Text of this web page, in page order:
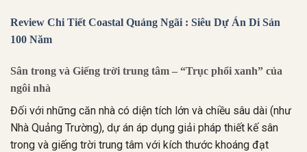
Review Chi Tiết Coastal Quảng Ngãi : Siêu Dự Án Di Sản
100 Năm
Sân trong và Giếng trời trung tâm – “Trục phổi xanh” của
ngôi nhà
Đối với những căn nhà có diện tích lớn và chiều sâu dài (như
Nhà Quảng Trường), dự án áp dụng giải pháp thiết kế sân
trong và giếng trời trung tâm với kích thước khoáng đạt